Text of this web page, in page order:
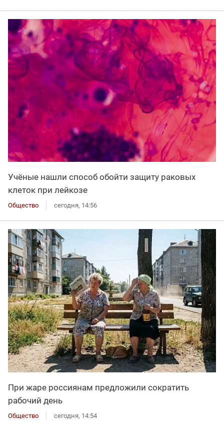
Учёные нашли способ обойти защиту раковых
клеток при лейкозе
Общество сегодня, 14:56
При жаре россиянам предложили сократить
рабочий день
Общество сегодня, 14:54